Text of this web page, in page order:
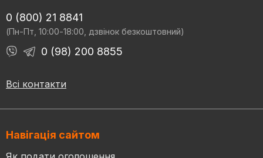
0 (800) 21 8841
(Пн-Пт, 10:00-18:00, дзвінок безкоштовний)
0 (98) 200 8855
Всі контакти
Навігація сайтом